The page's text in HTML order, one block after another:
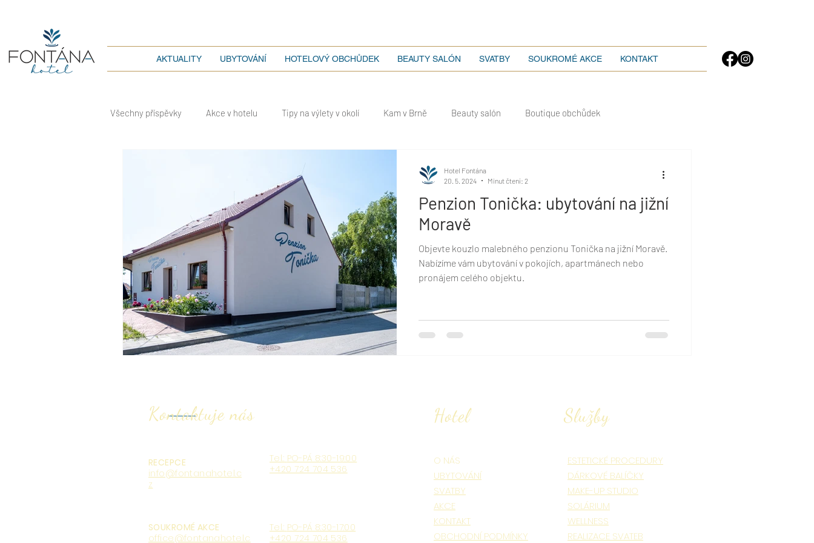
AKTUALITY UBYTOVÁNÍ HOTELOVÝ OBCHŮDEK BEAUTY SALÓN SVATBY SOUKROMÉ AKCE KONTAKT
Všechny příspěvky Akce v hotelu Tipy na výlety v okolí Kam v Brně Beauty salón Boutique obchůdek
Penzion Tonička: ubytování na jižní
Moravě
Objevte kouzlo malebného penzionu Tonička na jižní Moravě.
Nabízíme vám ubytování v pokojích, apartmánech nebo
pronájem celého objektu.
Hotel Fontána
20. 5. 2024
Minut čtení: 2
Kontaktujenás
RECEPCE
info@fontanahotel.c
z
Tel.: PO-PÁ 8:30-19:00
+420 724 704 536
SOUKROMÉ AKCE
office@fontanahotel.c
Tel.: PO-PÁ 8:30-17:00
+420 724 704 536
Hotel
O NÁS
UBYTOVÁNÍ
SVATBY
AKCE
KONTAKT
OBCHODNÍ PODMÍNKY
Služby
ESTETICKÉ PROCEDURY
DÁRKOVÉ BALÍČKY
MAKE-UP STUDIO
SOLÁRIUM
WELLNESS
REALIZACE SVATEB